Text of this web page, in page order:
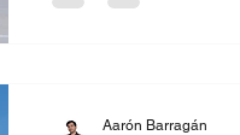
garantiza
Aarón Barragán